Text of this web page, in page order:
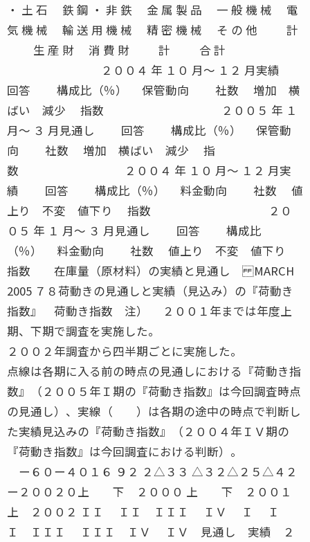
２００２年調査から四半期ごとに実施した。
点線は各期に入る前の時点の見通しにおける『荷動き指
数』（２００５年Ｉ期の『荷動き指数』は今回調査時点
の見通し）、実線（ ）は各期の途中の時点で判断し
た実績見込みの『荷動き指数』（２００４年ＩＶ期の
『荷動き指数』は今回調査における判断）。
ー６０ー４０１６ ９２ ２△３３ △３２△２５△４２ー２００２０上 下 ２０００ 上 下 ２００１ 上 ２００２ ＩＩ ＩＩ ＩＩＩ ＩＶ Ｉ Ｉ Ｉ ＩＩＩ ＩＩＩ ＩＶ ＩＶ 見通し 実績 ２００２ ２００３ ２００４ ２００５△１３△１３ △１２ △１４△５ △７ △２７ ８２ ３ ０７７ １２９９５△８ △１４△９国内向け出荷量の 実績と見通し（業種別） 宅配便利用の実績と見通し 業 種 製 造 業 卸売業 70 22 49 29 △ 7 70 14 67 19 △ 546 20 41 39 △ 19 45 22 45 33 △ 1143 33 37 30 3 44 16 57 27 △ 1150 38 42 20 18 50 18 68 14 493 35 53 12 23 92 27 63 10 1747 30 49 21 9 47 21 51 28 △ 787 40 39 21 19 87 26 57 17 950 34 36 30 4 50 24 54 22 299 40 47 13 27 98 35 43 22 13148 27 43 30 △ 3 148 24 40 36 △ 12106 24 58 18 6 105 30 48 22 822 27 55 18 9 22 23 59 18 565 18 60 22 △ 4 65 18 60 22 △ 4926 30 47 23 7 923 24 53 23 157 25 47 28 △ 3 57 7 61 32 △ 2557 14 51 35 △ 21 57 11 68 21 △ 10114 19 49 32 △ 13 114 9 65 26 △ 171,040 29 47 24 5 1,037 23 54 23 048 21 69 10 11 47 15 74 11 436 17 58 25 △ 8 35 17 63 20 △ 334 26 68 6 20 33 21 64 15 625 12 80 8 4 24 13 79 8 574 15 80 5 10 74 7 84 9 △ 232 22 75 3 19 32 13 78 9 454 22 69 9 13 53 8 84 8 038 24 66 10 14 38 18 71 11 789 27 63 10 17 88 25 64 11 14124 16 64 20 △ 4 123 15 57 28 △ 1383 8 81 11 △ 3 82 11 82 7 421 19 57 24 △ 5 21 9 67 24 △ 1550 12 78 10 2 49 6 86 8 △ 2708 18 70 12 6 699 14 72 14 044 18 62 20 △ 2 43 9 68 23 △ 1436 19 64 17 2 36 11 75 14 △ 380 19 62 19 0 79 10 71 19 △ 9788 18 69 13 5 778 14 72 14 0食 料 品 ・ 飲 料 繊 維 ・ 衣 服 木 材 ・ 家 具 パ ル プ ・ 紙 化学・プラスチック 窯 業 ・ 土 石 鉄 鋼 ・ 非 鉄 金 属 製 品 一 般 機 械 電 気 機 械 輸 送 用 機 械 精 密 機 械 そ の 他 計 生 産 財 消 費 財 計 合 計 ２００４ 年 １０ 月〜 １２ 月実績 回答 構成比（％） 荷動き 社数 増加 横ばい 減少 指数 ２００５ 年 １ 月〜 ３ 月見通し 回答 構成比（％） 荷動き 社数 増加 横ばい 減少 指数 ２００４ 年 １０ 月〜 １２ 月実績 回答 構成比（％） 利用動向 社数 増加 横ばい 減少 指数 ２００５ 年 １ 月〜 ３ 月見通し 回答 構成比（％） 利用動向 社数 増加 横ばい 減少 指数 ７９ MARCH 2005特別積み合わせ トラック運賃の実績と見通し 特別積み合わせ トラック利用の実績と見通し 業 種 製 造 業 卸売業 48 4 90 6 △ 2 48 4 90 6 △ 235 0 100 0 0 35 0 100 0 028 4 96 0 4 28 11 89 0 1126 4 96 0 4 26 0 100 0 085 3 91 6 △ 3 85 5 90 5 028 11 82 7 4 28 11 86 3 850 8 88 4 4 50 6 88 6 032 0 88 12 △ 12 32 6 91 3 374 1 99 0 1 74 3 96 1 2112 2 85 13 △ 11 111 4 85 11 △ 772 4 93 3 1 71 4 93 3 113 0 85 15 △ 15 13 0 85 15 △ 1547 6 90 4 2 47 4 92 4 0650 3 91 6 △ 3 648 4 91 5 △ 138 0 92 8 △ 8 37 3 89 8 △ 542 0 88 12 △ 12 40 2 88 10 △ 880 0 90 10 △ 10 77 3 88 9 △ 6730 3 91 6 △ 3 725 4 91 5 △ 147 17 55 28 △ 11 46 13 63 24 △ 1136 22 47 31 △ 9 35 20 60 20 029 10 69 21 △ 11 27 7 60 33 △ 2626 12 69 19 △ 7 26 12 69 19 △ 787 26 68 6 20 87 18 74 8 1032 16 75 9 7 32 19 59 22 △ 350 28 60 12 16 48 15 73 12 332 38 34 28 10 32 25 66 9 1678 29 61 10 19 78 24 62 14 10110 20 57 23 △ 3 109 18 54 28 △ 1070 21 62 17 4 67 21 60 19 213 38 54 8 30 13 23 69 8 1545 9 78 13 △ 4 44 16 75 9 7655 22 61 17 5 644 18 64 18 038 21 53 26 △ 5 37 8 60 32 △ 2442 14 60 26 △ 12 42 9 74 17 △ 880 18 56 26 △ 8 79 9 67 24 △ 15735 22 61 17 5 723 17 65 18 △ 1食 料 品 ・ 飲 料 繊 維 ・ 衣 服 木 材 ・ 家 具 パ ル プ ・ 紙 化学・プラスチック 窯 業 ・ 土 石 鉄 鋼 ・ 非 鉄 金 属 製 品 一 般 機 械 電 気 機 械 輸 送 用 機 械 精 密 機 械 そ の 他 計 生 産 財 消 費 財 計 合 計 ２００４ 年 １０ 月〜 １２ 月実績 回答 構成比（％） 運賃動向 社数 値上り 不変 値下り 指数 ２００５ 年 １ 月〜 ３ 月見通し 回答 構成比（％） 運賃動向 社数 値上り 不変 値下り 指数 ２００４ 年 １０ 月〜 １２ 月実績 回答 構成比（％） 利用動向 社数 増加 横ばい 減少 指数 ２００５ 年 １ 月〜 ３ 月見通し 回答 構成比（％） 利用動向 社数 増加 横ばい 減少 指数 外貿コンテナによる 輸入量の実績と見通し 外貿コンテナによる 輸出量の実績と見通し 業 種 製 造 業 卸売業 11 9 64 27 △ 18 11 9 64 27 △ 1813 54 38 8 46 13 54 38 8 467 29 57 14 15 7 29 57 14 1520 20 60 20 0 20 25 55 20 556 34 55 11 23 55 31 62 7